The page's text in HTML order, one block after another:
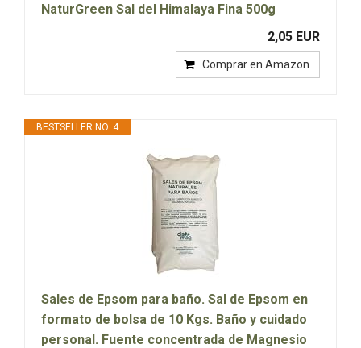
NaturGreen Sal del Himalaya Fina 500g
2,05 EUR
Comprar en Amazon
BESTSELLER NO. 4
Sales de Epsom para baño. Sal de Epsom en
formato de bolsa de 10 Kgs. Baño y cuidado
personal. Fuente concentrada de Magnesio